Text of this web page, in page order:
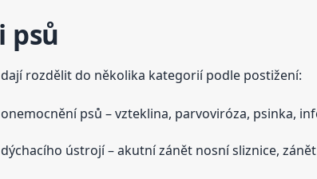
psů
rozdělit do několika kategorií podle postižení:
psů – vzteklina, parvoviróza, psinka,
dýchacího ústrojí – akutní zánět nosní sliznice,